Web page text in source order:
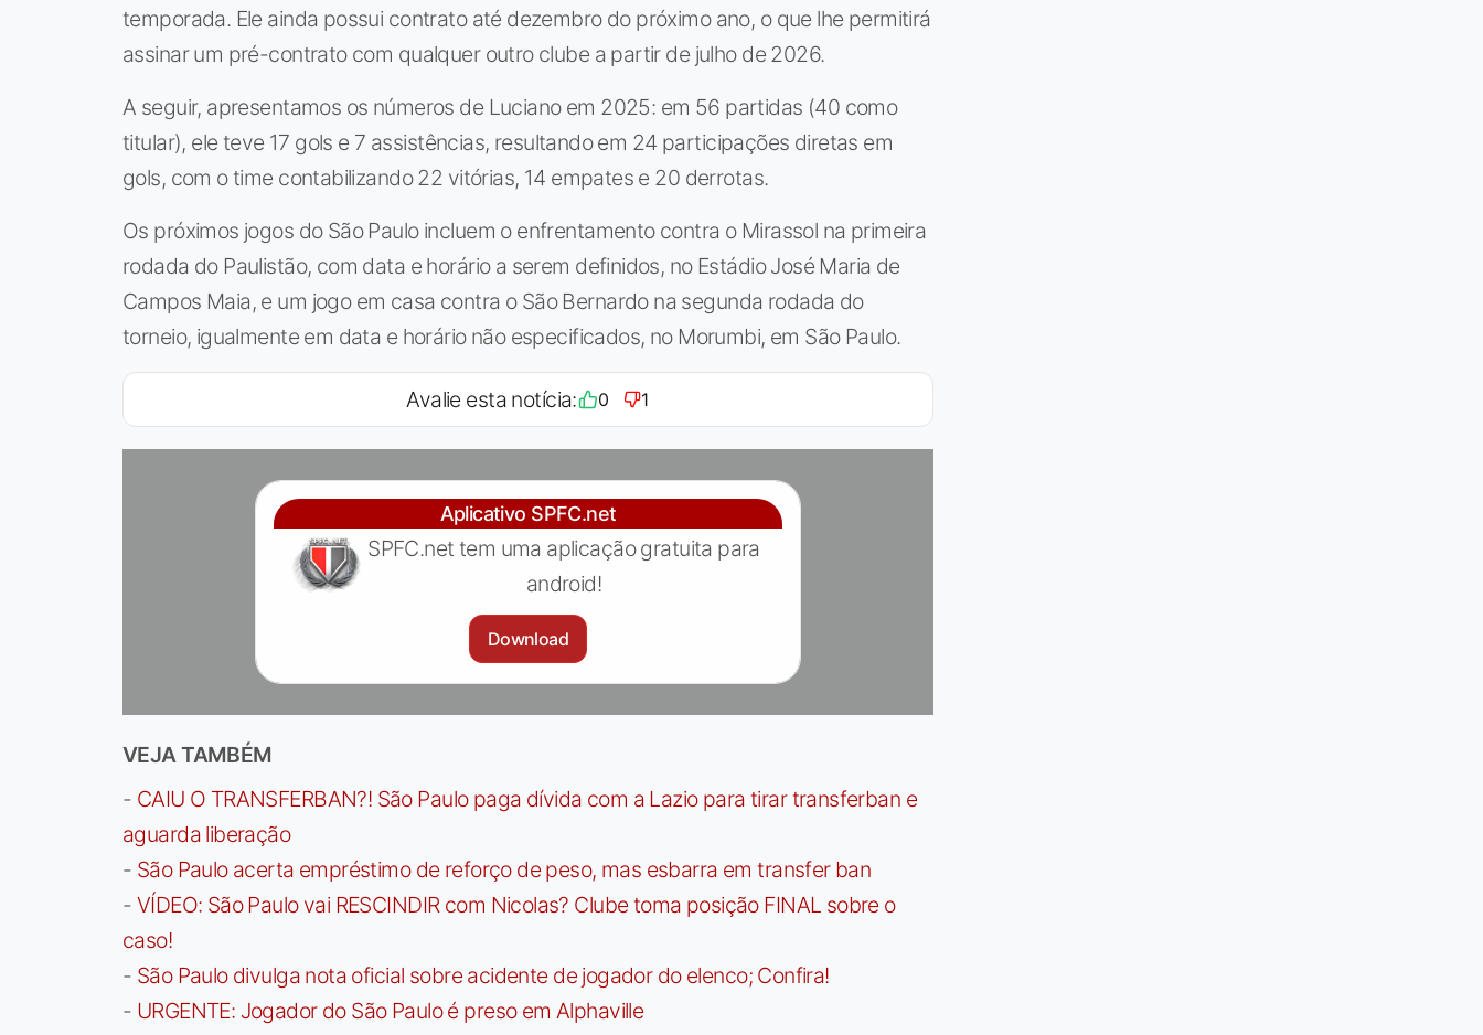
temporada. Ele ainda possui contrato até dezembro do próximo ano, o que lhe permitirá
assinar um pré-contrato com qualquer outro clube a partir de julho de 2026.
A seguir, apresentamos os números de Luciano em 2025: em 56 partidas (40 como
titular), ele teve 17 gols e 7 assistências, resultando em 24 participações diretas em
gols, com o time contabilizando 22 vitórias, 14 empates e 20 derrotas.
Os próximos jogos do São Paulo incluem o enfrentamento contra o Mirassol na primeira
rodada do Paulistão, com data e horário a serem definidos, no Estádio José Maria de
Campos Maia, e um jogo em casa contra o São Bernardo na segunda rodada do
torneio, igualmente em data e horário não especificados, no Morumbi, em São Paulo.
Avalie esta notícia: 0 1
Aplicativo SPFC.net
SPFC.net tem uma aplicação gratuita para
android!
Download
VEJA TAMBÉM
- CAIU O TRANSFERBAN?! São Paulo paga dívida com a Lazio para tirar transferban e
aguarda liberação
- São Paulo acerta empréstimo de reforço de peso, mas esbarra em transfer ban
- VÍDEO: São Paulo vai RESCINDIR com Nicolas? Clube toma posição FINAL sobre o
caso!
- São Paulo divulga nota oficial sobre acidente de jogador do elenco; Confira!
- URGENTE: Jogador do São Paulo é preso em Alphaville